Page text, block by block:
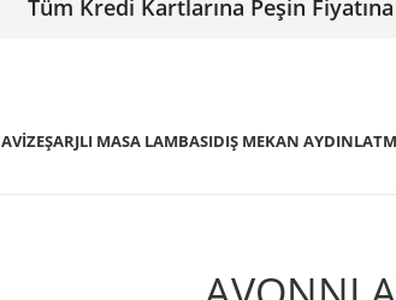
Tüm Kredi Kartlarına Peşin
AVIZEŞARJLI MASA LAMBASIDIŞ MEKAN